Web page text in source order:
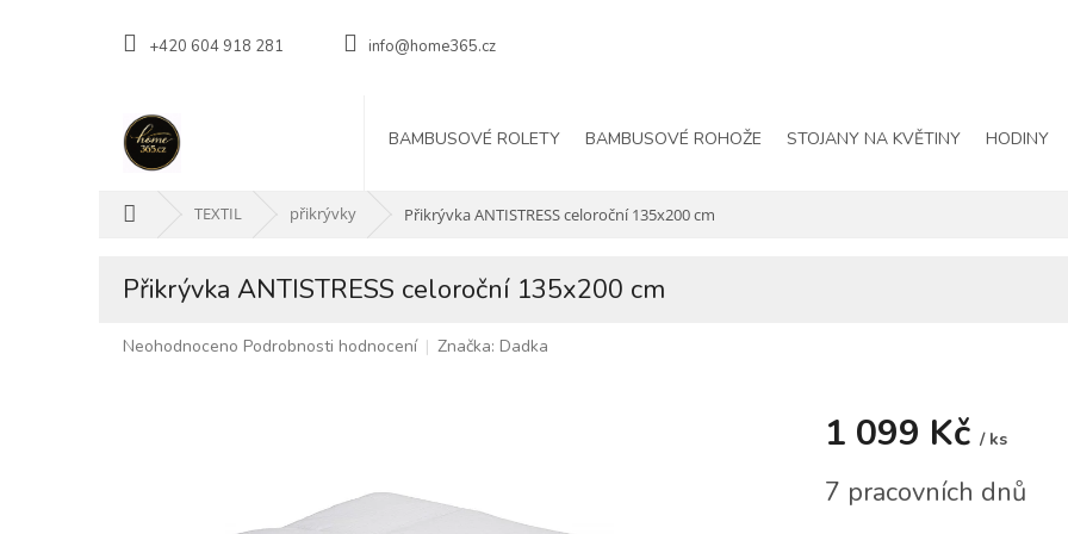
+420 604 918 281 info@home365.cz
BAMBUSOVÉ ROLETY BAMBUSOVÉ ROHOŽE STOJANY NA KVĚTINY HODINY
TEXTIL přikrývky Přikrývka ANTISTRESS celoroční 135x200 cm
Přikrývka ANTISTRESS celoroční 135x200 cm
Průměrné
Neohodnoceno Podrobnosti hodnocení Značka: Dadka
1 099 Kč / ks
cena:
7 pracovních dnů